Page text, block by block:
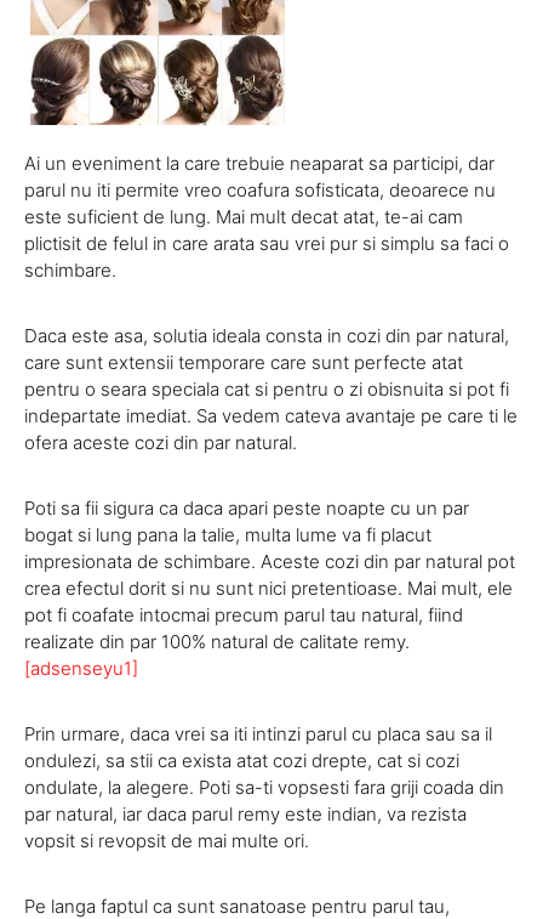
Ai un eveniment la care trebuie neaparat sa participi, dar
parul nu iti permite vreo coafura sofisticata, deoarece nu
este suficient de lung. Mai mult decat atat, te-ai cam
plictisit de felul in care arata sau vrei pur si simplu sa faci o
schimbare.
Daca este asa, solutia ideala consta in cozi din par natural,
care sunt extensii temporare care sunt perfecte atat
pentru o seara speciala cat si pentru o zi obisnuita si pot fi
indepartate imediat. Sa vedem cateva avantaje pe care ti le
ofera aceste cozi din par natural.
Poti sa fii sigura ca daca apari peste noapte cu un par
bogat si lung pana la talie, multa lume va fi placut
impresionata de schimbare. Aceste cozi din par natural pot
crea efectul dorit si nu sunt nici pretentioase. Mai mult, ele
pot fi coafate intocmai precum parul tau natural, fiind
realizate din par 100% natural de calitate remy.
[adsenseyu1]
Prin urmare, daca vrei sa iti intinzi parul cu placa sau sa il
ondulezi, sa stii ca exista atat cozi drepte, cat si cozi
ondulate, la alegere. Poti sa-ti vopsesti fara griji coada din
par natural, iar daca parul remy este indian, va rezista
vopsit si revopsit de mai multe ori.
Pe langa faptul ca sunt sanatoase pentru parul tau,